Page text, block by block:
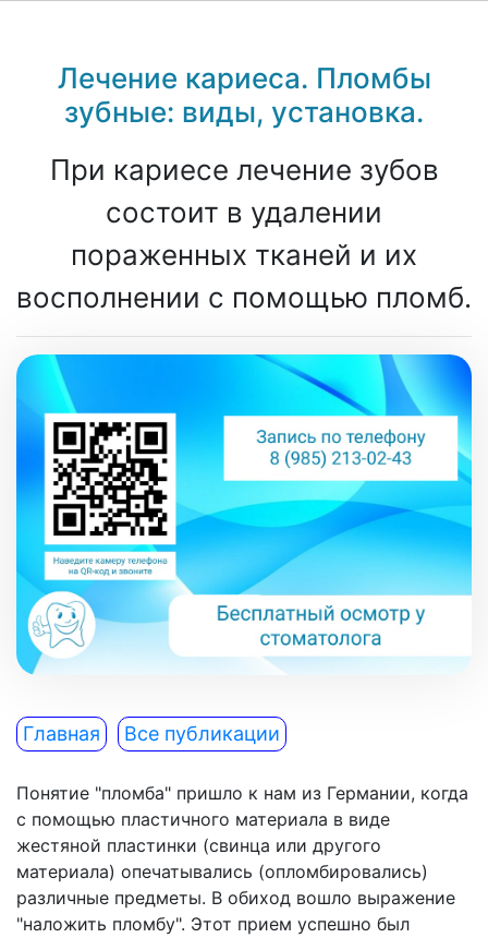
Лечение кариеса. Пломбы
зубные: виды, установка.
При кариесе лечение зубов
состоит в удалении
пораженных тканей и их
восполнении с помощью пломб.
Главная Все публикации
Понятие "пломба" пришло к нам из Германии, когда
с помощью пластичного материала в виде
жестяной пластинки (свинца или другого
материала) опечатывались (опломбировались)
различные предметы. В обиход вошло выражение
"наложить пломбу". Этот прием успешно был